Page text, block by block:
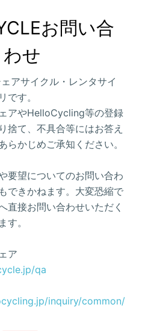
お問い合
わせ
アサイクル・レンタサイ
です。
アやHelloCycling等の登録
捨て、不具合等にはお答え
らかじめご承知ください。
要望についてのお問い合わ
できかねます。大変恐縮で
直接お問い合わせいただく
す。
ア
qa
inquiry/common/